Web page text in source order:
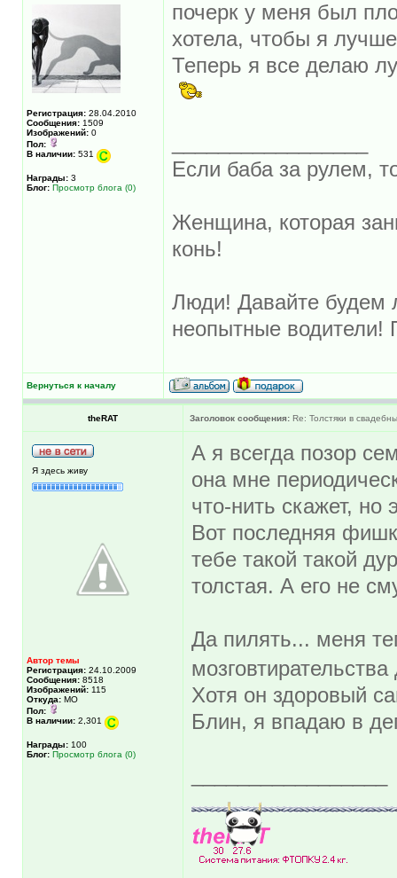
Регистрация: 28.04.2010
Сообщения: 1509
Изображений: 0
Пол:
В наличии: 531
Награды: 3
Блог: Просмотр блога (0)
почерк у меня был
хотела, чтобы я
Теперь я все делаю
Если баба за рулем,
Женщина, которая
конь!
Люди! Давайте будем
неопытные водители!
Вернуться к началу
theRAT Заголовок сообщения: Re: Толстяки в
Я здесь живу
Автор темы
Регистрация: 24.10.2009
Сообщения: 8518
Изображений: 115
Откуда: МО
Пол:
В наличии: 2,301
Награды: 100
Блог: Просмотр блога (0)
А я всегда позор
она мне
что-нить скажет, но
Вот последняя
тебе такой такой
толстая. А его не
Да пилять... меня
Хотя он здоровый
Блин, я впадаю в